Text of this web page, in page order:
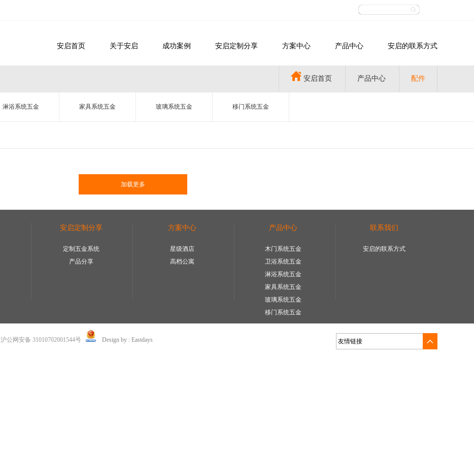
安启首页 关于安启 成功案例 安启定制分享 方案中心 产品中心 安启的联系方式
安启首页 产品中心 配件
淋浴系统五金 家具系统五金 玻璃系统五金 移门系统五金
加载更多
安启定制分享
定制五金系统
产品分享
方案中心
星级酒店
高档公寓
产品中心
木门系统五金
卫浴系统五金
淋浴系统五金
家具系统五金
玻璃系统五金
移门系统五金
联系我们
安启的联系方式
沪公网安备 31010702001544号 Design by : Eastdays